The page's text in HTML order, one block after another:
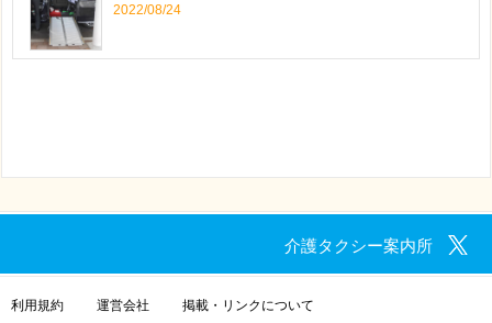
2022/08/24
介護タクシー案内所
利用規約 運営会社 掲載・リンクについて